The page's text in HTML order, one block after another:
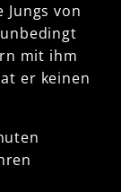
Jungs von
mit ihm
er keinen